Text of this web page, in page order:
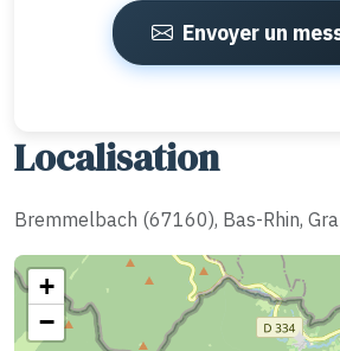
Envoyer un
Localisation
Bremmelbach (67160), Bas-Rhin,
+
−